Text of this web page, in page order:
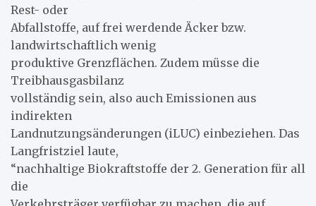
Rest- oder
Abfallstoffe, auf frei werdende Äcker bzw.
landwirtschaftlich wenig
produktive Grenzflächen. Zudem müsse die
Treibhausgasbilanz
vollständig sein, also auch Emissionen aus
indirekten
Landnutzungsänderungen (iLUC) einbeziehen. Das
Langfristziel laute,
“nachhaltige Biokraftstoffe der 2. Generation für all
die